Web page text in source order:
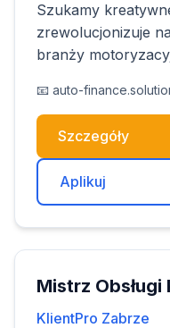
Szukamy
zrewolucjonizuje
branży
📧 auto-
Szczegóły
Aplikuj
Mistrz Obsługi
KlientPro Zabrze